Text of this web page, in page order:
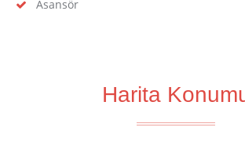
Asansör
Harita